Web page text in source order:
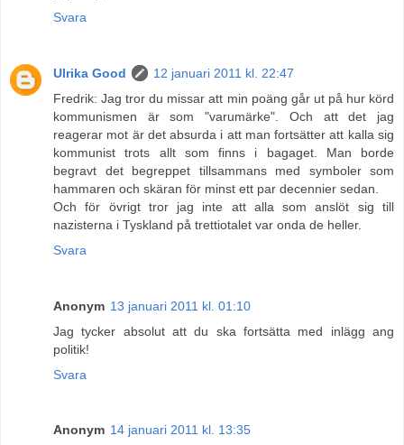
Svara
Ulrika Good
12 januari 2011 kl. 22:47
Fredrik: Jag tror du missar att min poäng går ut på hur körd
kommunismen är som "varumärke". Och att det jag
reagerar mot är det absurda i att man fortsätter att kalla sig
kommunist trots allt som finns i bagaget. Man borde
begravt det begreppet tillsammans med symboler som
hammaren och skäran för minst ett par decennier sedan.
Och för övrigt tror jag inte att alla som anslöt sig till
nazisterna i Tyskland på trettiotalet var onda de heller.
Svara
Anonym 13 januari 2011 kl. 01:10
Jag tycker absolut att du ska fortsätta med inlägg ang
politik!
Svara
Anonym 14 januari 2011 kl. 13:35